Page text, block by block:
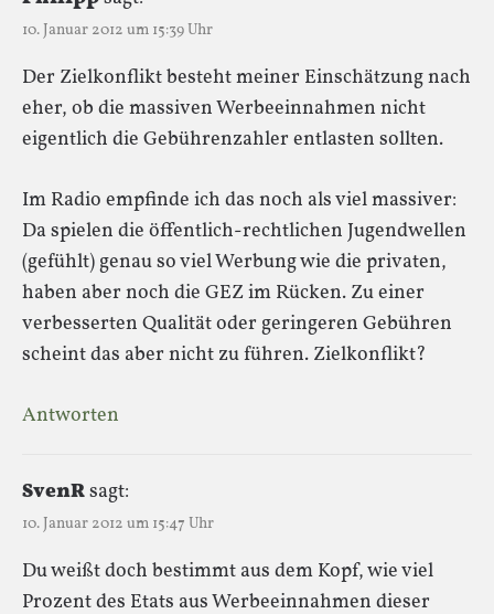
10. Januar 2012 um 15:39 Uhr
Der Zielkonflikt besteht meiner Einschätzung nach
eher, ob die massiven Werbeeinnahmen nicht
eigentlich die Gebührenzahler entlasten sollten.
Im Radio empfinde ich das noch als viel massiver:
Da spielen die öffentlich-rechtlichen Jugendwellen
(gefühlt) genau so viel Werbung wie die privaten,
haben aber noch die GEZ im Rücken. Zu einer
verbesserten Qualität oder geringeren Gebühren
scheint das aber nicht zu führen. Zielkonflikt?
Antworten
SvenRsagt:
10. Januar 2012 um 15:47 Uhr
Du weißt doch bestimmt aus dem Kopf, wie viel
Prozent des Etats aus Werbeeinnahmen dieser